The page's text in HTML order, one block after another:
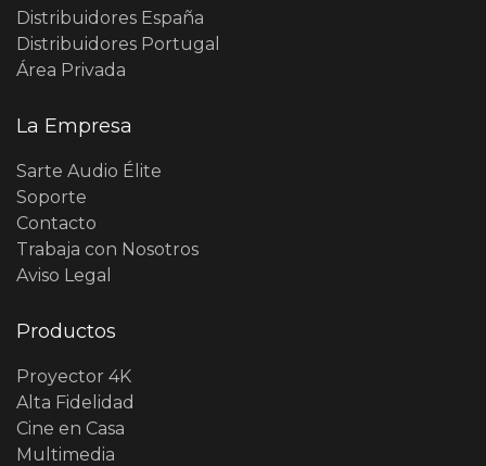
Distribuidores España
Distribuidores Portugal
Área Privada
La Empresa
Sarte Audio Élite
Soporte
Contacto
Trabaja con Nosotros
Aviso Legal
Productos
Proyector 4K
Alta Fidelidad
Cine en Casa
Multimedia